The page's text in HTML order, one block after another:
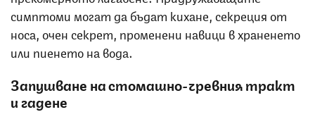
симптоми могат да бъдат кихане, секреция от
носа, очен секрет, променени навици в храненето
или пиенето на вода.
Запушване на стомашно-чревния тракт
и гадене